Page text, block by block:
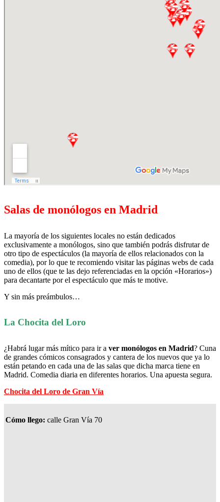
Salas de monólogos en Madrid
La mayoría de los siguientes locales no están dedicados
exclusivamente a monólogos, sino que también podrás disfrutar de
otro tipo de espectáculos (la mayoría de ellos relacionados con la
comedia), por lo que te recomiendo visitar las páginas webs de cada
uno de ellos (que te las dejo referenciadas en la opción «Horarios»)
para decantarte por el espectáculo que más te motive.
Y sin más preámbulos…
La Chocita del Loro
¿Habrá lugar más mítico para ir a ver monólogos en Madrid? Cuna
de grandes cómicos consagrados y cantera de los nuevos que ya lo
están petando en cada una de las salas que dicha marca tiene en
Madrid. Comedia diaria en diferentes horarios. Una apuesta segura.
Chocita del Loro de Gran Vía
Cómo llego: calle Gran Vía 70